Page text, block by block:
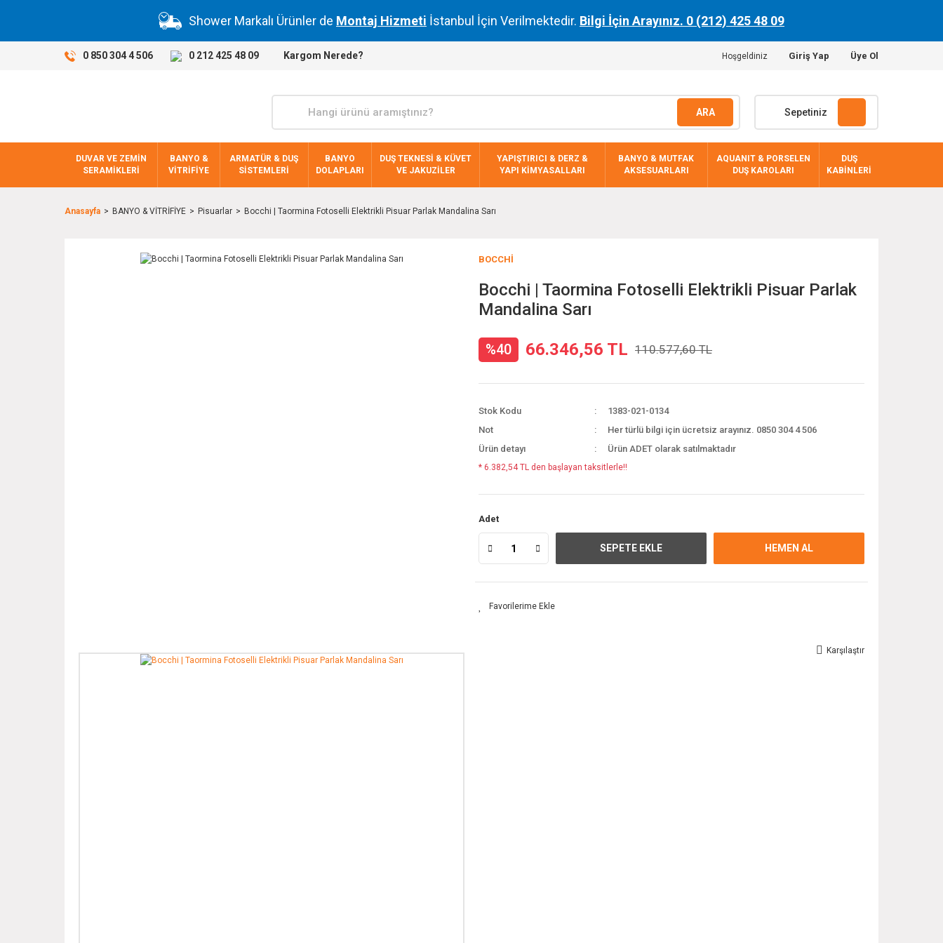
Shower Markalı Ürünler de Montaj Hizmeti İstanbul İçin Verilmektedir. Bilgi İçin Arayınız. 0 (212) 425 48 09
0 850 304 4 506 0 212 425 48 09 Kargom Nerede? Hoşgeldiniz Giriş Yap Üye Ol
ARA Sepetiniz
DUVAR VE ZEMİN
SERAMİKLERİ
BANYO &
VİTRİFİYE
ARMATÜR & DUŞ
SİSTEMLERİ
BANYO
DOLAPLARI
DUŞ TEKNESİ & KÜVET
VE JAKUZİLER
YAPIŞTIRICI & DERZ &
YAPI KİMYASALLARI
BANYO & MUTFAK
AKSESUARLARI
AQUANIT & PORSELEN
DUŞ KAROLARI
DUŞ
KABİNLERİ
Anasayfa BANYO & VİTRİFİYE Pisuarlar Bocchi | Taormina Fotoselli Elektrikli Pisuar Parlak Mandalina Sarı
BOCCHI
Bocchi | Taormina Fotoselli Elektrikli Pisuar Parlak
Mandalina Sarı
%40 66.346,56 TL 110.577,60 TL
Stok Kodu
1383-021-0134
Not
Her türlü bilgi için ücretsiz arayınız. 0850 304 4 506
Ürün detayı
Ürün ADET olarak satılmaktadır
* 6.382,54 TL den başlayan taksitlerle!!
Adet
SEPETE EKLE HEMEN AL
Karşılaştır